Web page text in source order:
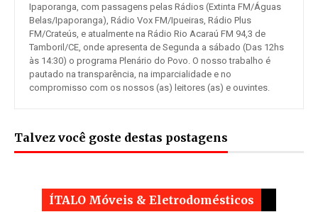
Ipaporanga, com passagens pelas Rádios (Extinta FM/Águas
Belas/Ipaporanga), Rádio Vox FM/Ipueiras, Rádio Plus
FM/Crateús, e atualmente na Rádio Rio Acaraú FM 94,3 de
Tamboril/CE, onde apresenta de Segunda a sábado (Das 12hs
às 14:30) o programa Plenário do Povo. O nosso trabalho é
pautado na transparência, na imparcialidade e no
compromisso com os nossos (as) leitores (as) e ouvintes.
Talvez você goste destas postagens
ÍTALO Móveis & Eletrodomésticos